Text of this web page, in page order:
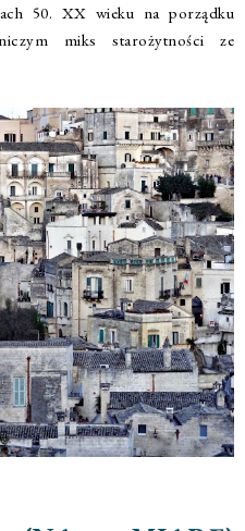
50. XX wieku na porządku
miks starożytności ze